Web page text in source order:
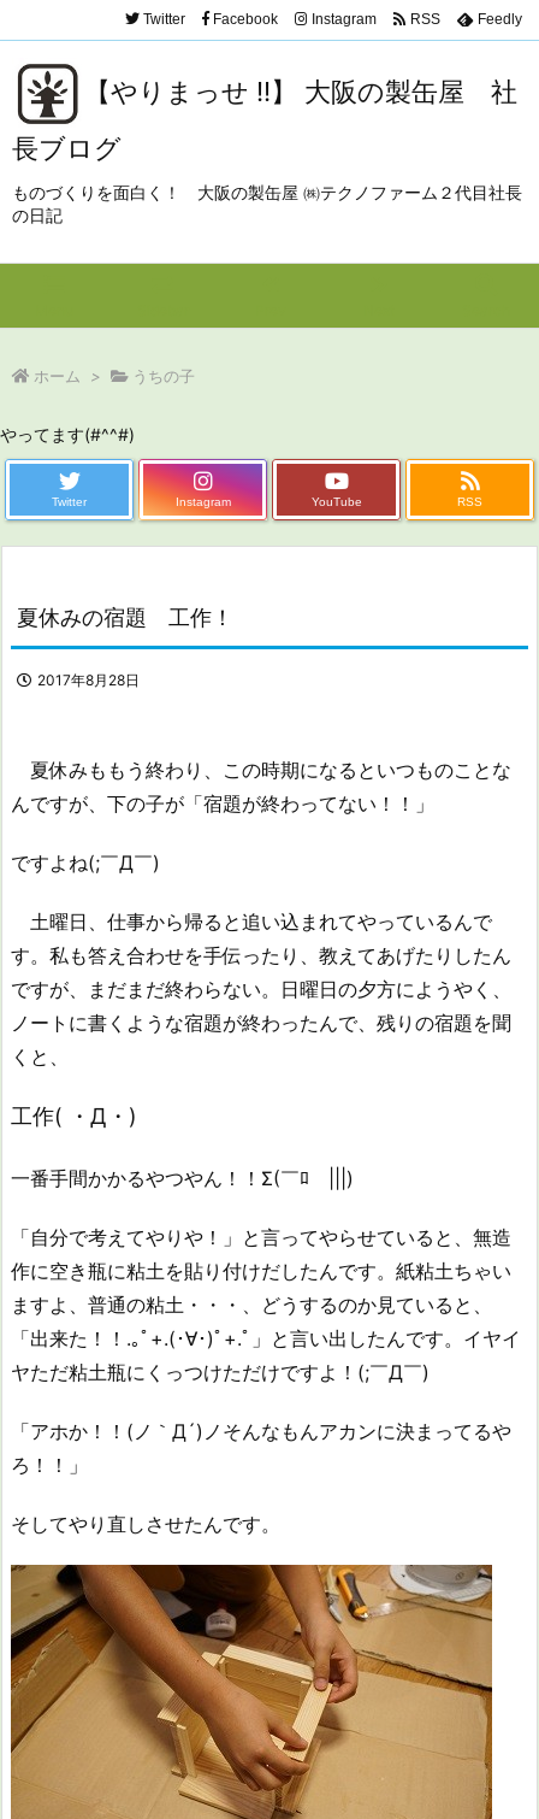
【やりまっせ !!】 大阪の製缶屋 社
長ブログ
ものづくりを面白く！ 大阪の製缶屋 ㈱テクノファーム２代目社長
の日記
Twitter Facebook Instagram RSS Feedly
ホーム > うちの子
やってます(#^^#)
Twitter Instagram YouTube RSS
夏休みの宿題 工作！
2017年8月28日
夏休みももう終わり、この時期になるといつものことな
んですが、下の子が「宿題が終わってない！！」
ですよね(;￣Д￣)
土曜日、仕事から帰ると追い込まれてやっているんで
す。私も答え合わせを手伝ったり、教えてあげたりしたん
ですが、まだまだ終わらない。日曜日の夕方にようやく、
ノートに書くような宿題が終わったんで、残りの宿題を聞
くと、
工作( ・Д・)
一番手間かかるやつやん！！Σ(￣ﾛ￣|||)
「自分で考えてやりや！」と言ってやらせていると、無造
作に空き瓶に粘土を貼り付けだしたんです。紙粘土ちゃい
ますよ、普通の粘土・・・、どうするのか見ていると、
「出来た！！.｡ﾟ+.(･∀･)ﾟ+.ﾟ」と言い出したんです。イヤイ
ヤただ粘土瓶にくっつけただけですよ！(;￣Д￣)
「アホか！！(ノ｀Д´)ノそんなもんアカンに決まってるや
ろ！！」
そしてやり直しさせたんです。